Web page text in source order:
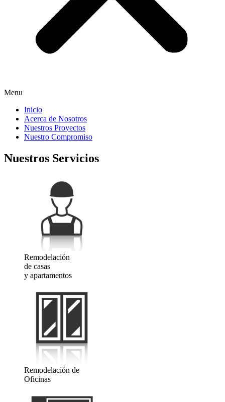
Menu
Inicio
Acerca de Nosotros
Nuestros Proyectos
Nuestro Compromiso
Nuestros Servicios
Remodelación
de casas
y apartamentos
Remodelación de
Oficinas